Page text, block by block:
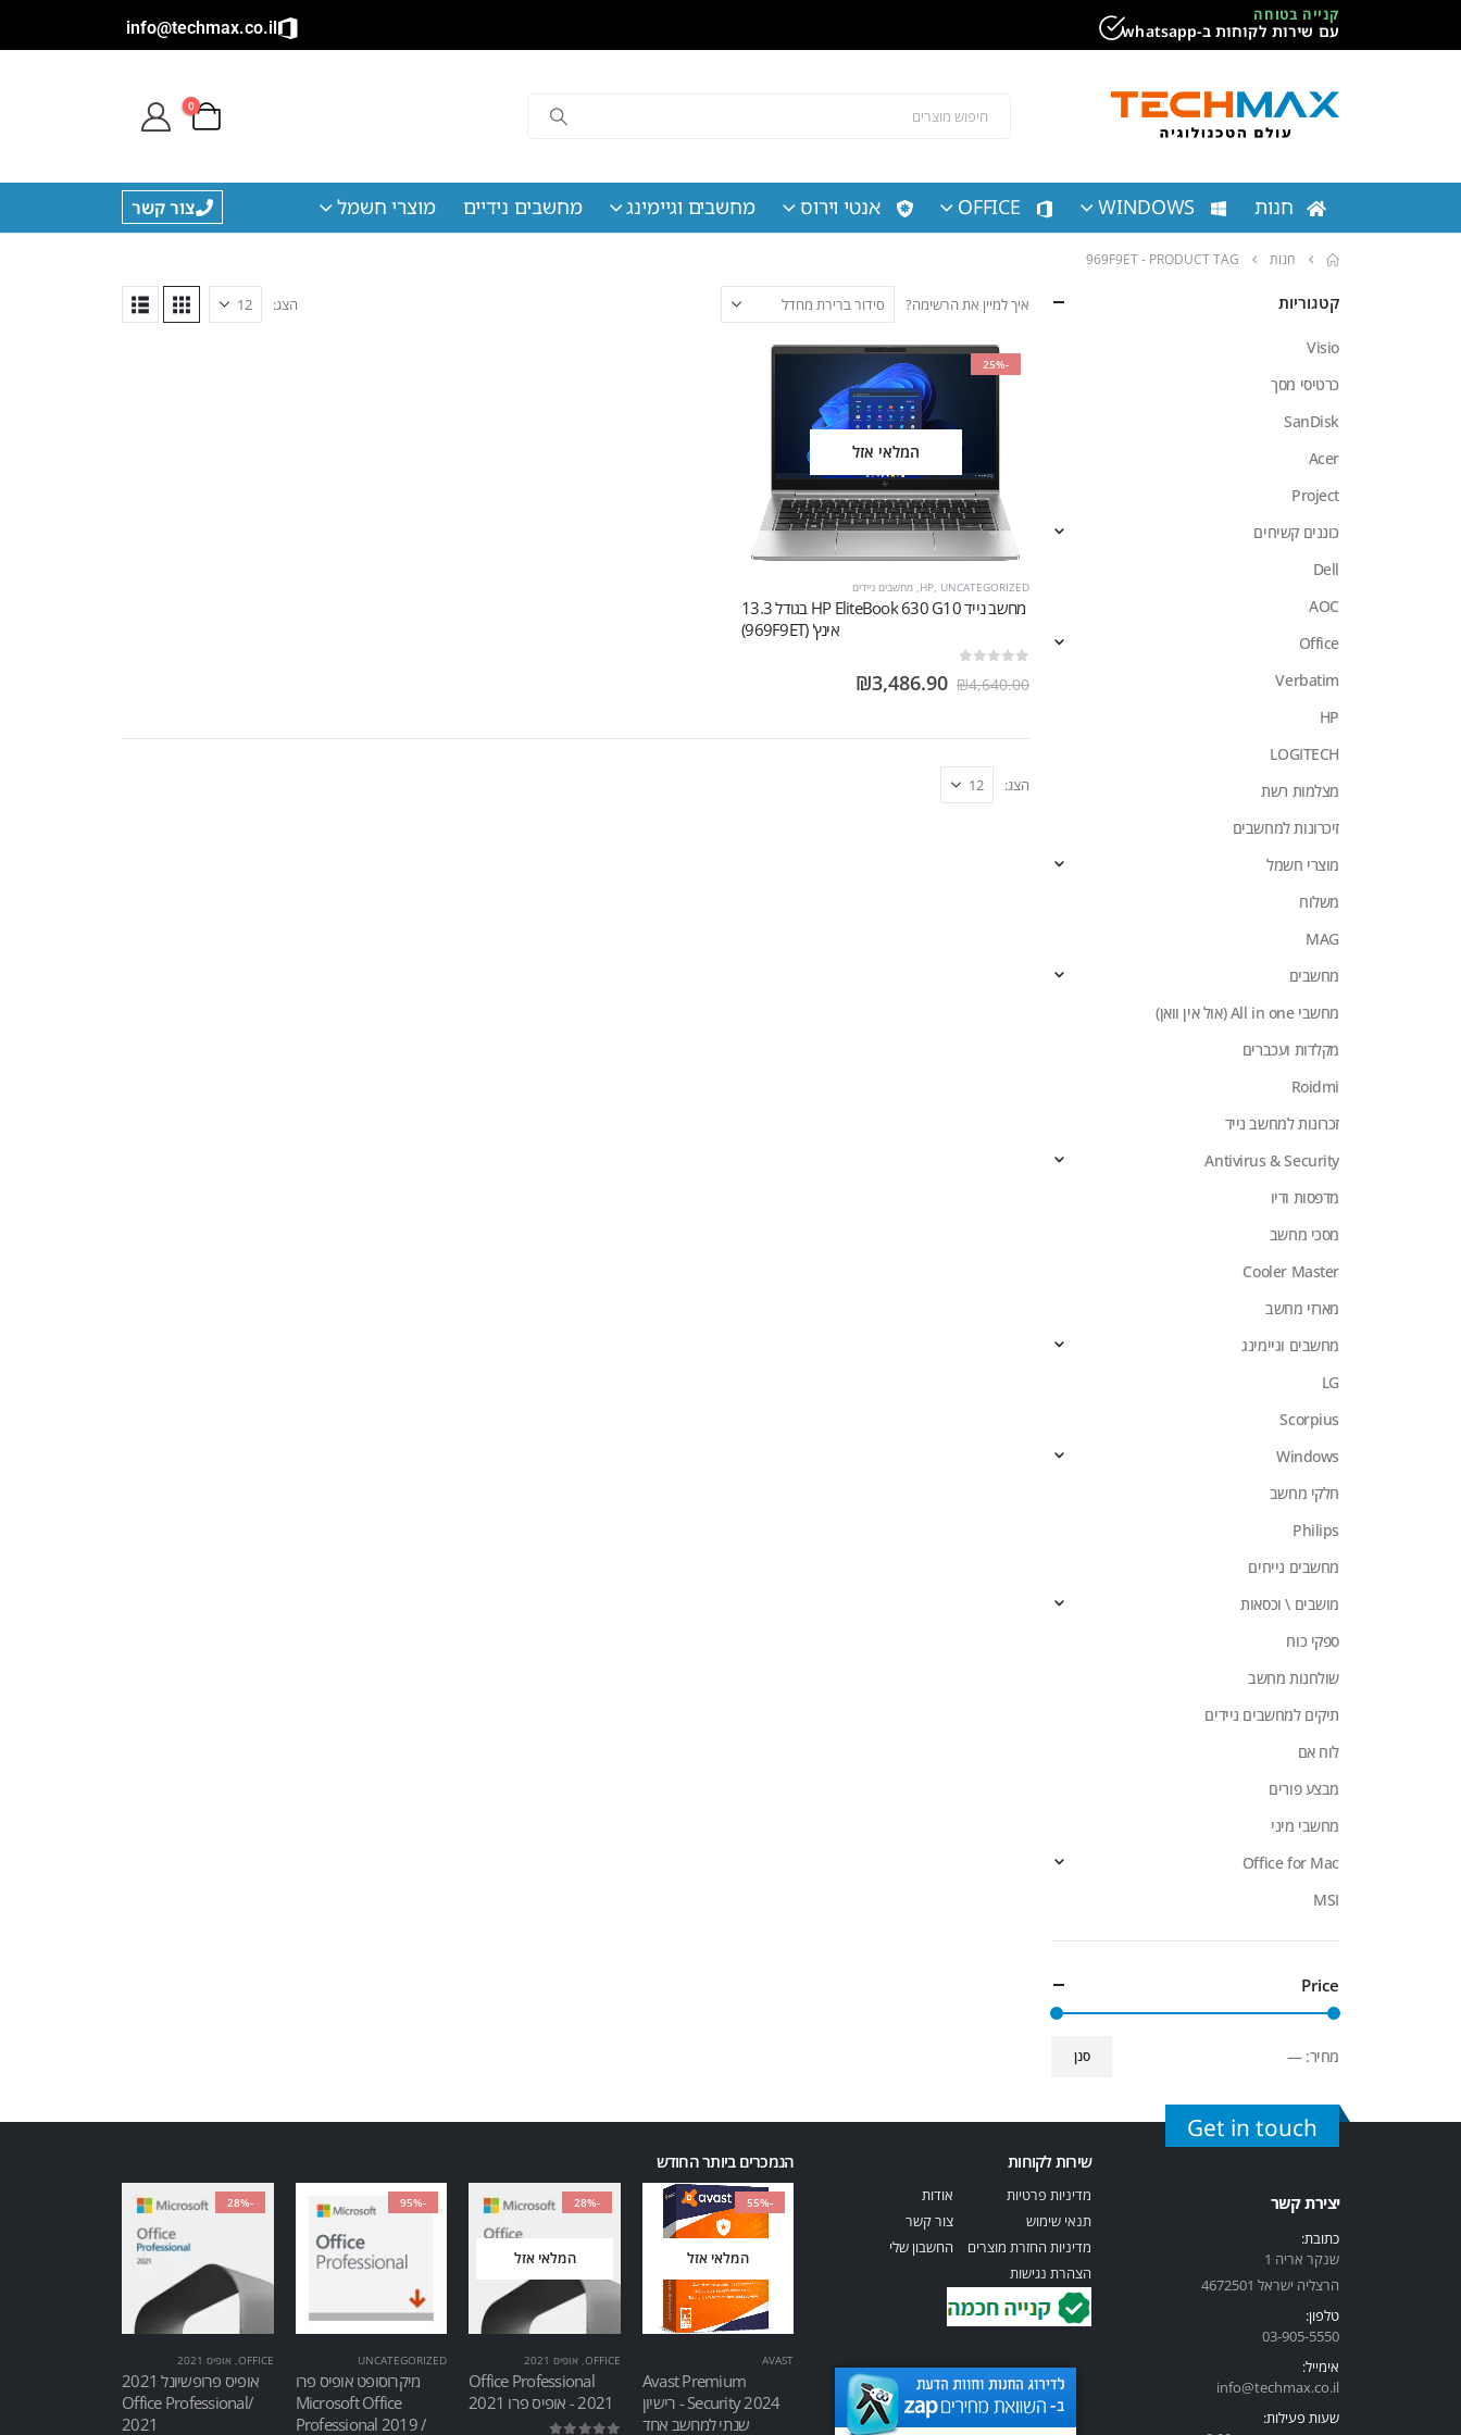
קנייה בטוחה
עם שירות לקוחות ב-whatsapp info@techmax.co.il
0
חנות WINDOWS
OFFICE אנטי וירוס מחשבים וגיימינג מחשבים נידיים מוצרי חשמל צור קשר
חנות PRODUCT TAG -
969F9ET
איך למיין את הרשימה? הצג:
-25%
המלאי אזל
HP UNCATEGORIZED מחשבים ניידים
מחשב נייד HP EliteBook 630 G10‎ בגודל 13.3
אינץ' (969F9ET)
₪4,640.00
₪3,486.90
הצג:
קטגוריות
Visio
כרטיסי מסך
SanDisk
Acer
Project
כוננים קשיחים
Dell
AOC
Office
Verbatim
HP
LOGITECH
מצלמות רשת
זיכרונות למחשבים
מוצרי חשמל
משלוח
MAG
מחשבים
מחשבי All in one (אול אין וואן)
מקלדות ועכברים
Roidmi
זכרונות למחשב נייד
Antivirus & Security
מדפסות ודיו
מסכי מחשב
Cooler Master
מארזי מחשב
מחשבים וגיימינג
LG
Scorpius
Windows
חלקי מחשב
Philips
מחשבים נייחים
מושבים \ וכסאות
ספקי כוח
שולחנות מחשב
תיקים למחשבים ניידים
לוח אם
מבצע פורים
מחשבי מיני
Office for Mac
MSI
Price
סנן מחיר:—
Get in touch
יצירת קשר
כתובת:
שנקר אריה 1
הרצליה ישראל 4672501
טלפון:
03-905-5550
אימייל:
info@techmax.co.il
שעות פעילות:
שירות לקוחות
מדיניות פרטיות
תנאי שימוש
מדיניות החזרת מוצרים
הצהרת נגישות
אודות
צור קשר
החשבון שלי
הנמכרים ביותר החודש
-55%
המלאי אזל
AVAST
Avast Premium
Security 2024 - רישיון
שנתי למחשב אחד
-28%
המלאי אזל
OFFICE
, אופיס 2021
Office Professional
2021 - אופיס פרו 2021
-95%
UNCATEGORIZED
מיקרוסופט אופיס פרו
Microsoft Office
Professional 2019 /
-28%
OFFICE
, אופיס 2021
אופיס פרופשיונל 2021
/Office Professional
2021